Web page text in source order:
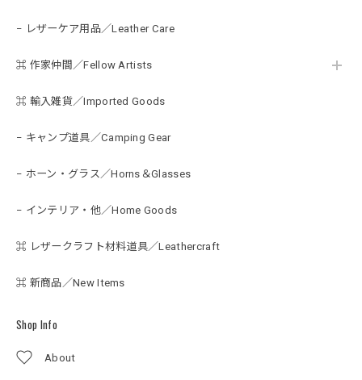
− レザーケア用品／Leather Care
⌘ 作家仲間／Fellow Artists
⌘ 輸入雑貨／Imported Goods
− キャンプ道具／Camping Gear
− ホーン・グラス／Horns＆Glasses
− インテリア・他／Home Goods
⌘ レザークラフト材料道具／Leathercraft
⌘ 新商品／New Items
Shop Info
About